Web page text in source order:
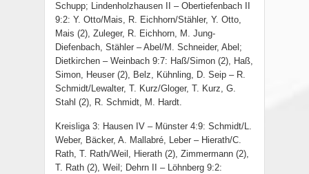
Schupp; Lindenholzhausen II – Obertiefenbach II
9:2: Y. Otto/Mais, R. Eichhorn/Stähler, Y. Otto,
Mais (2), Zuleger, R. Eichhorn, M. Jung-
Diefenbach, Stähler – Abel/M. Schneider, Abel;
Dietkirchen – Weinbach 9:7: Haß/Simon (2), Haß,
Simon, Heuser (2), Belz, Kühnling, D. Seip – R.
Schmidt/Lewalter, T. Kurz/Gloger, T. Kurz, G.
Stahl (2), R. Schmidt, M. Hardt.
Kreisliga 3: Hausen IV – Münster 4:9: Schmidt/L.
Weber, Bäcker, A. Mallabré, Leber – Hierath/C.
Rath, T. Rath/Weil, Hierath (2), Zimmermann (2),
T. Rath (2), Weil; Dehrn II – Löhnberg 9:2: